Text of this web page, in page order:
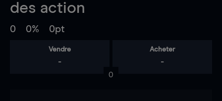
des action
0 0% 0pt
Vendre
-
Acheter
-
0